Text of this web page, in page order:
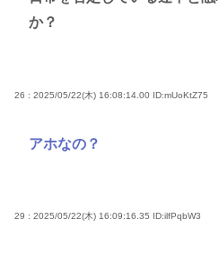
か？
26 : 2025/05/22(木) 16:08:14.00 ID:mUoKtZ75
アホなの？
29 : 2025/05/22(木) 16:09:16.35 ID:ilfPqbW3